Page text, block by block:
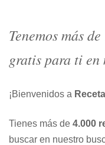
Tenemos más
gratis para ti en
¡Bienvenidos a
Tienes más de 4.000
buscar en nuestro